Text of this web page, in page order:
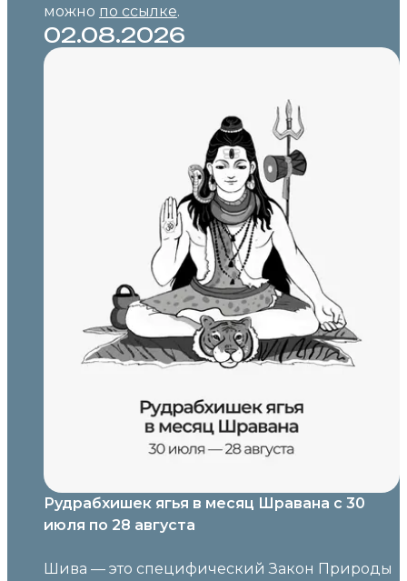
можно по ссылке.
02.08.2026
Рудрабхишек ягья в месяц Шравана с 30
июля по 28 августа
Шива — это специфический Закон Природы